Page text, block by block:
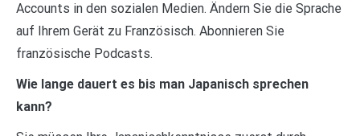
Accounts in den sozialen Medien. Ändern Sie die Sprache
auf Ihrem Gerät zu Französisch. Abonnieren Sie
französische Podcasts.
Wie lange dauert es bis man Japanisch sprechen
kann?